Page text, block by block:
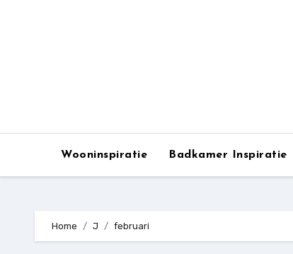
Wooninspiratie Badkamer Inspiratie
Home J februari